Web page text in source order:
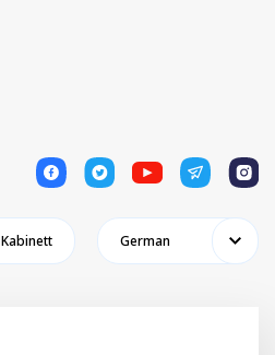
1 1 1 1 1
Kabinett German